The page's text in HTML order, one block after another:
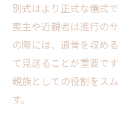
別式はより正式な儀式
喪主や近親者は進行の
の際には、遺骨を収め
て見送ることが重要で
親族としての役割をス
す。